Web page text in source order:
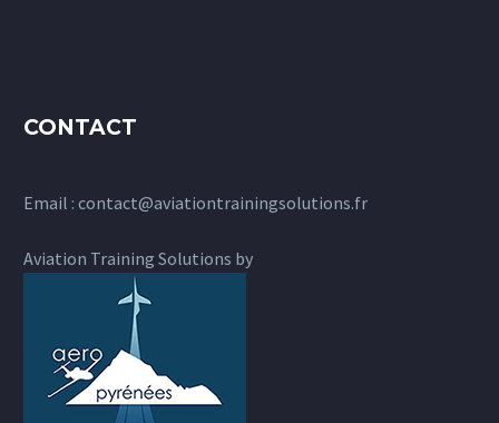
CONTACT
Email : contact@aviationtrainingsolutions.fr
Aviation Training Solutions by